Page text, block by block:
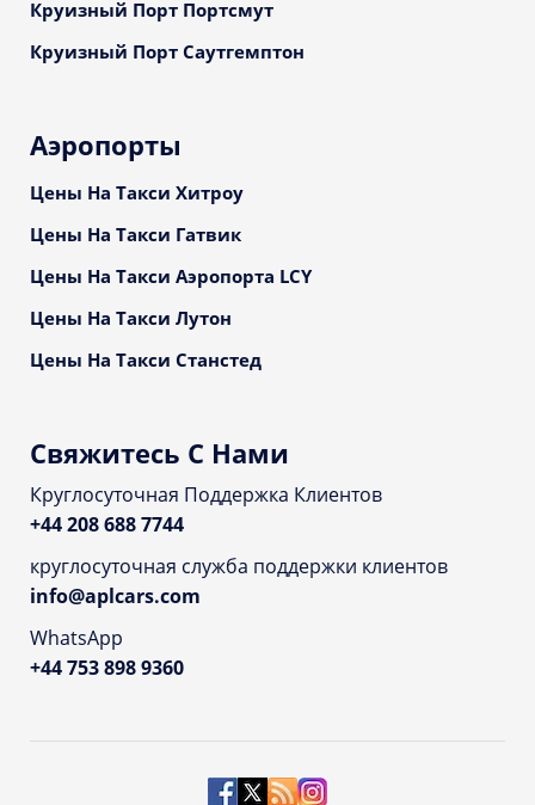
Круизный Порт Портсмут
Круизный Порт Саутгемптон
Аэропорты
Цены На Такси Хитроу
Цены На Такси Гатвик
Цены На Такси Аэропорта LCY
Цены На Такси Лутон
Цены На Такси Станстед
Свяжитесь С Нами
Круглосуточная Поддержка Клиентов
+44 208 688 7744
круглосуточная служба поддержки клиентов
info@aplcars.com
WhatsApp
+44 753 898 9360